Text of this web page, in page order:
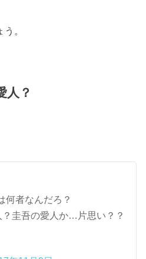
。
人？
何者なんだろ？
圭吾の愛人か…片思い？？